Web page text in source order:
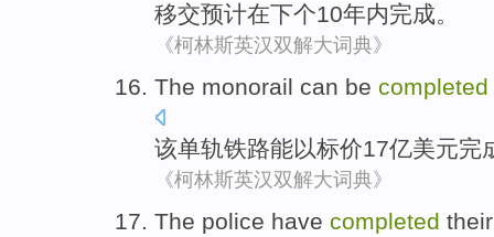
移交预计在下个10年内完成。
《柯林斯英汉双解大词典》
The monorail can be completed
该单轨铁路能以标价17亿美元完
《柯林斯英汉双解大词典》
The police have completed